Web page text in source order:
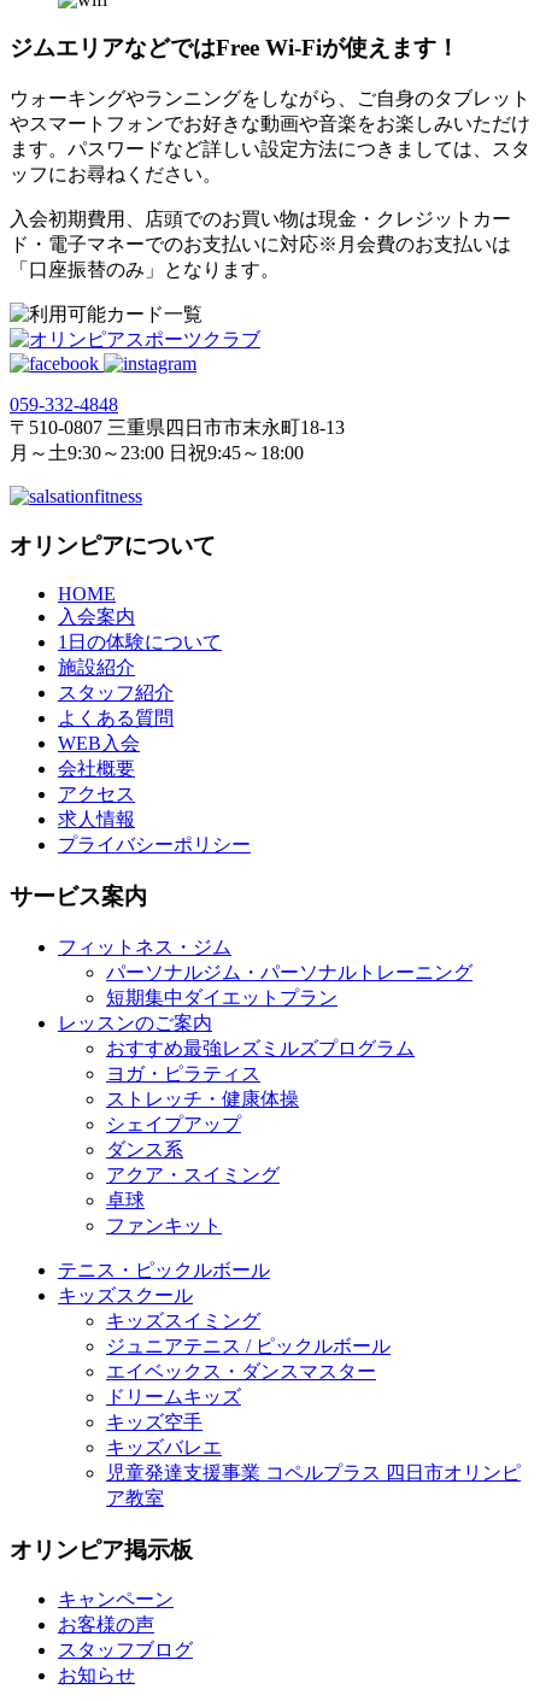
ジムエリアなどではFree Wi-Fiが使えます！
ウォーキングやランニングをしながら、ご自身のタブレット
やスマートフォンでお好きな動画や音楽をお楽しみいただけ
ます。パスワードなど詳しい設定方法につきましては、スタ
ッフにお尋ねください。
入会初期費用、店頭でのお買い物は現金・クレジットカー
ド・電子マネーでのお支払いに対応※月会費のお支払いは
「口座振替のみ」となります。
059‐332‐4848
〒510-0807 三重県四日市市末永町18‐13
月～土9:30～23:00 日祝9:45～18:00
オリンピアについて
HOME
入会案内
1日の体験について
施設紹介
スタッフ紹介
よくある質問
WEB入会
会社概要
アクセス
求人情報
プライバシーポリシー
サービス案内
フィットネス・ジム
パーソナルジム・パーソナルトレーニング
短期集中ダイエットプラン
レッスンのご案内
おすすめ最強レズミルズプログラム
ヨガ・ピラティス
ストレッチ・健康体操
シェイプアップ
ダンス系
アクア・スイミング
卓球
ファンキット
テニス・ピックルボール
キッズスクール
キッズスイミング
ジュニアテニス / ピックルボール
エイベックス・ダンスマスター
ドリームキッズ
キッズ空手
キッズバレエ
児童発達支援事業 コペルプラス 四日市オリンピ
ア教室
オリンピア掲示板
キャンペーン
お客様の声
スタッフブログ
お知らせ